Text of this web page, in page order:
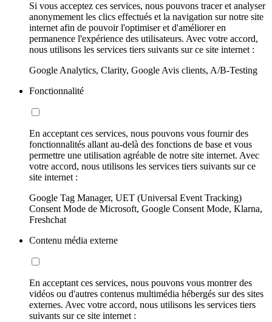
Si vous acceptez ces services, nous pouvons tracer et analyser
anonymement les clics effectués et la navigation sur notre site
internet afin de pouvoir l'optimiser et d'améliorer en
permanence l'expérience des utilisateurs. Avec votre accord,
nous utilisons les services tiers suivants sur ce site internet :
Google Analytics, Clarity, Google Avis clients, A/B-Testing
Fonctionnalité
En acceptant ces services, nous pouvons vous fournir des
fonctionnalités allant au-delà des fonctions de base et vous
permettre une utilisation agréable de notre site internet. Avec
votre accord, nous utilisons les services tiers suivants sur ce
site internet :
Google Tag Manager, UET (Universal Event Tracking)
Consent Mode de Microsoft, Google Consent Mode, Klarna,
Freshchat
Contenu média externe
En acceptant ces services, nous pouvons vous montrer des
vidéos ou d'autres contenus multimédia hébergés sur des sites
externes. Avec votre accord, nous utilisons les services tiers
suivants sur ce site internet :